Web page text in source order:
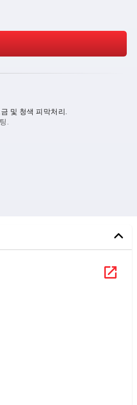
및 청색 피막처리.
.